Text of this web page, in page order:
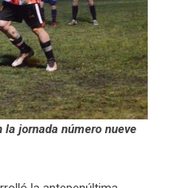
jornada número nueve